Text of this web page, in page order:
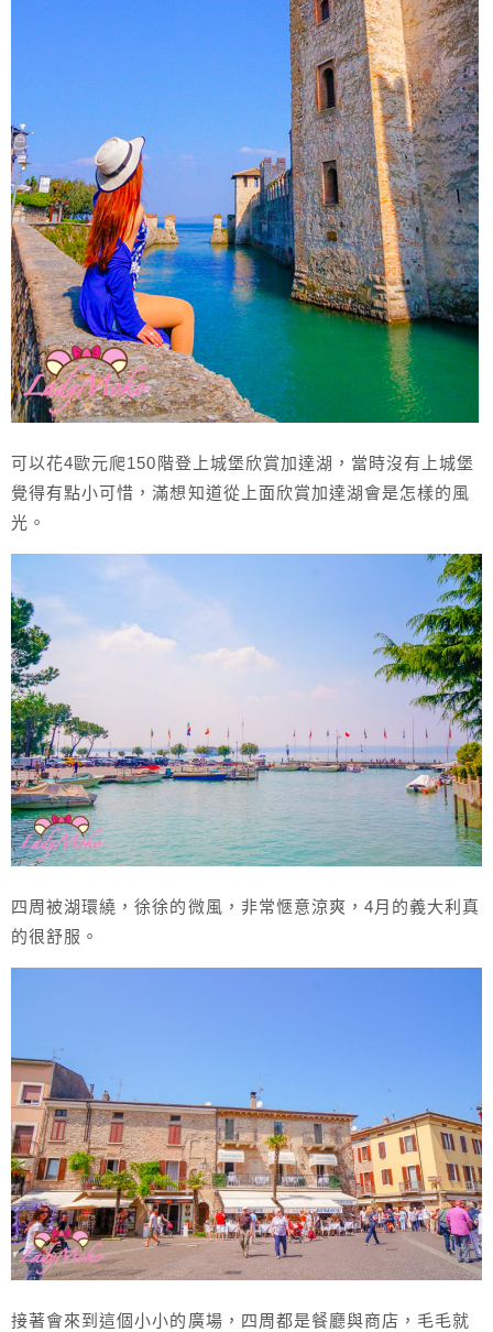
可以花4歐元爬150階登上城堡欣賞加達湖，當時沒有上城堡
覺得有點小可惜，滿想知道從上面欣賞加達湖會是怎樣的風
光。
四周被湖環繞，徐徐的微風，非常愜意涼爽，4月的義大利真
的很舒服。
接著會來到這個小小的廣場，四周都是餐廳與商店，毛毛就